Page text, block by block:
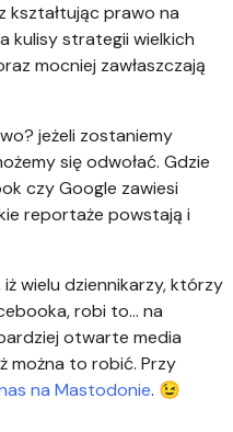
kształtując prawo na
kulisy strategii wielkich
mocniej zawłaszczają
jeżeli zostaniemy
się odwołać. Gdzie
czy Google zawiesi
reportaże powstają i
wielu dziennikarzy, którzy
robi to… na
otwarte media
można to robić. Przy
na Mastodonie. 😉